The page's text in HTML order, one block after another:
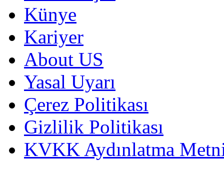
Künye
Kariyer
About US
Yasal Uyarı
Çerez Politikası
Gizlilik Politikası
KVKK Aydınlatma